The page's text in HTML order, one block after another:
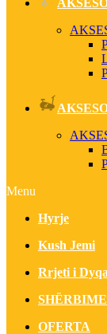
Menu
Hyrje
Kush Jemi
Rrjeti i
OFERTA